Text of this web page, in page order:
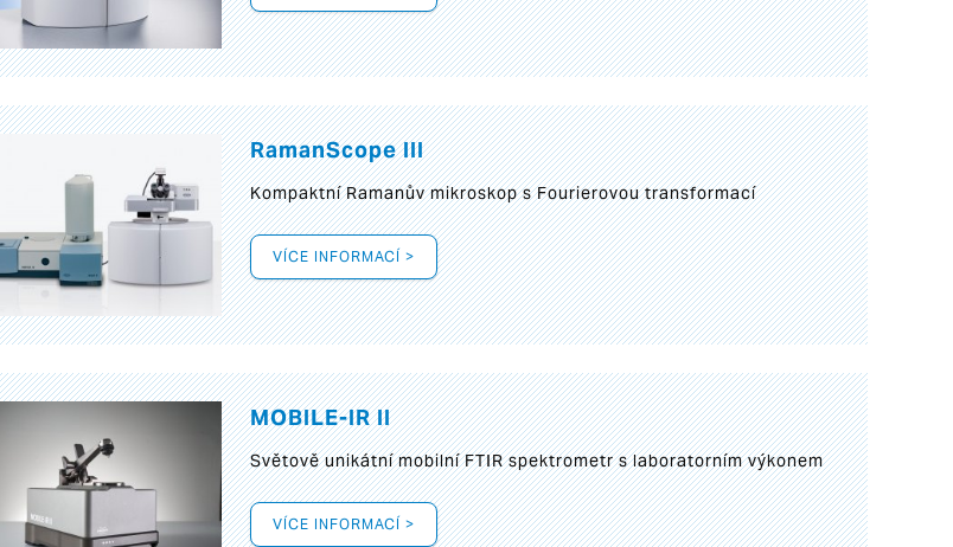
RamanScope III
Kompaktní Ramanův mikroskop s Fourierovou transformací
VÍCE INFORMACÍ >
MOBILE-IR II
Světově unikátní mobilní FTIR spektrometr s laboratorním výkonem
VÍCE INFORMACÍ >